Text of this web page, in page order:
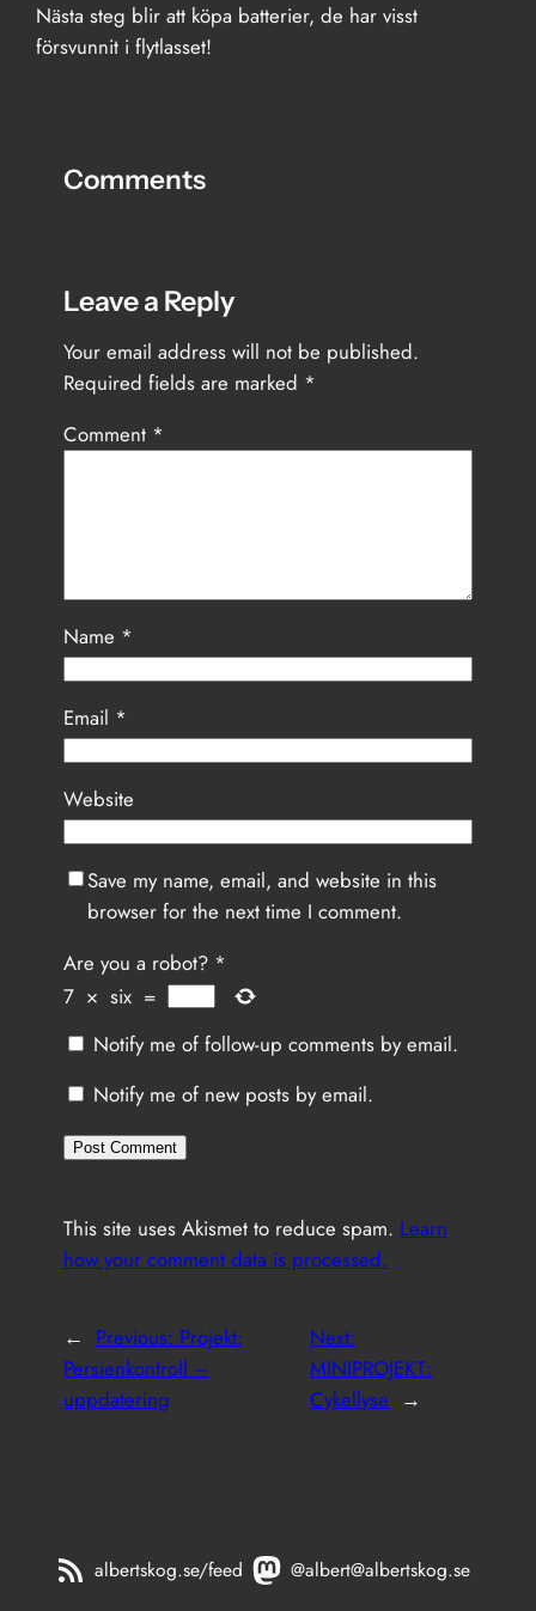
Nästa steg blir att köpa batterier, de har visst
försvunnit i flytlasset!
Comments
Leave a Reply
Your email address will not be published.
Required fields are marked *
Comment *
Name *
Email *
Website
Save my name, email, and website in this
browser for the next time I comment.
Are you a robot?*
7 × six =
Notify me of follow-up comments by email.
Notify me of new posts by email.
This site uses Akismet to reduce spam. Learn
how your comment data is processed.
← Previous: Projekt:
Persienkontroll –
uppdatering
Next:
MINIPROJEKT:
Cykellyse →
albertskog.se/feed @albert@albertskog.se